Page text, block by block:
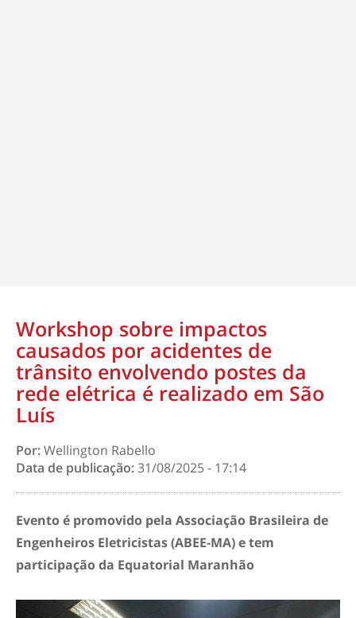
Workshop sobre impactos
causados por acidentes de
trânsito envolvendo postes da
rede elétrica é realizado em São
Luís
Por:Wellington Rabello
Data de publicação:31/08/2025 - 17:14
Evento é promovido pela Associação Brasileira de
Engenheiros Eletricistas (ABEE-MA) e tem
participação da Equatorial Maranhão